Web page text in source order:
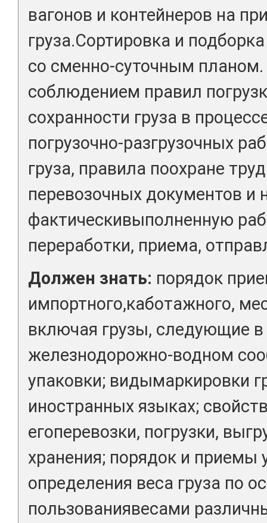
вагонов и контейнеров на
груза.Сортировка и
со сменно-суточным
соблюдением правил
сохранности груза в
погрузочно-разгрузочных
груза, правила поохране
перевозочных документов и
фактическивыполненную
переработки, приема,
Должен знать: порядок
импортного,каботажного,
включая грузы, следующие
железнодорожно-водном
упаковки; видымаркировки
иностранных языках;
егоперевозки, погрузки,
хранения; порядок и приемы
определения веса груза по
пользованиявесами